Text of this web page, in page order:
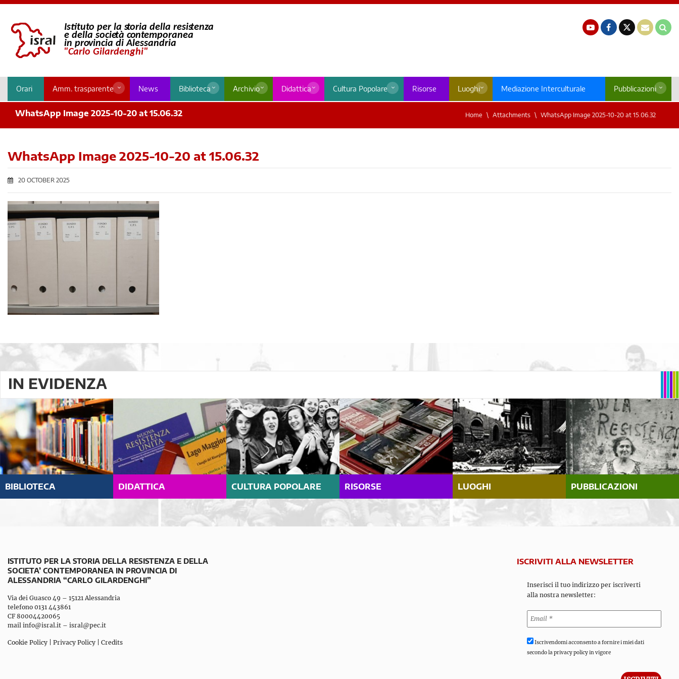
Orari Amm. trasparente News Biblioteca Archivio Didattica Cultura Popolare Risorse Luoghi Mediazione Interculturale Pubblicazioni
WhatsApp Image 2025-10-20 at 15.06.32 Home Attachments WhatsApp Image 2025-10-20 at 15.06.32
WhatsApp Image 2025-10-20 at 15.06.32
20 OCTOBER 2025
IN EVIDENZA
BIBLIOTECA DIDATTICA CULTURA POPOLARE RISORSE LUOGHI PUBBLICAZIONI
ISTITUTO PER LA STORIA DELLA RESISTENZA E DELLA
SOCIETA’ CONTEMPORANEA IN PROVINCIA DI
ALESSANDRIA “CARLO GILARDENGHI”
Via dei Guasco 49 – 15121 Alessandria
telefono 0131 443861
CF 80004420065
mail info@isral.it – isral@pec.it
Cookie Policy Privacy Policy Credits
ISCRIVITI ALLA NEWSLETTER
Inserisci il tuo indirizzo per iscriverti
alla nostra newsletter:
Iscrivendomi acconsento a fornire i miei dati
secondo la privacy policy in vigore